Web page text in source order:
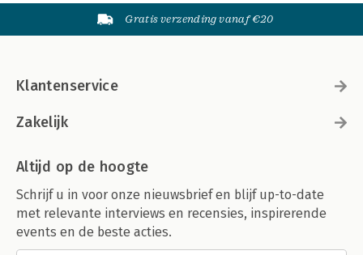
Gratis verzending vanaf €20
Klantenservice
Zakelijk
Altijd op de hoogte
Schrijf u in voor onze nieuwsbrief en blijf up-to-date
met relevante interviews en recensies, inspirerende
events en de beste acties.